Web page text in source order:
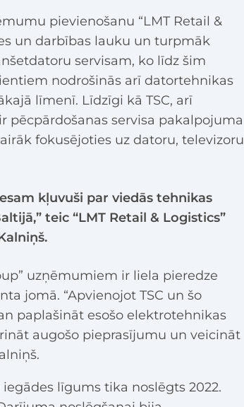
pievienošanu “LMT Retail &
un darbības lauku un turpmāk
servisam, ko līdz šim
nodrošinās arī datortehnikas
līmenī. Līdzīgi kā TSC, arī
pēcpārdošanas servisa pakalpojuma
fokusējoties uz datoru, televizoru
kļuvuši par viedās tehnikas
teic “LMT Retail & Logistics”
uzņēmumiem ir liela pieredze
jomā. “Apvienojot TSC un šo
paplašināt esošo elektrotehnikas
augošo pieprasījumu un veicināt
līgums tika noslēgts 2022.